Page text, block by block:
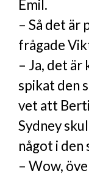
Emil.
– Så det är
frågade
– Ja, det är
spikat den
vet att
Sydney
något i den
– Wow,